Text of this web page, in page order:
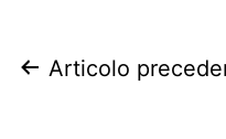
articoli
Articolo